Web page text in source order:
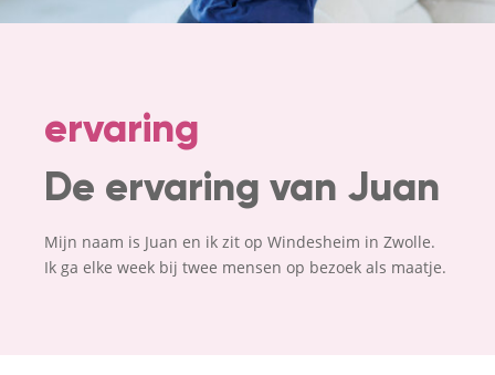
ervaring
De ervaring van Juan
Mijn naam is Juan en ik zit op Windesheim in Zwolle.
Ik ga elke week bij twee mensen op bezoek als maatje.